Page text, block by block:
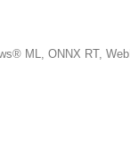
ML, ONNX RT,